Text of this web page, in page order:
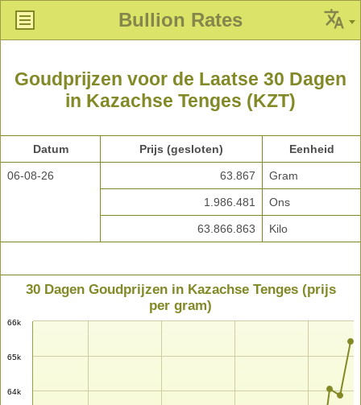
Bullion Rates
Goudprijzen voor de Laatse 30 Dagen
in Kazachse Tenges (KZT)
Datum Prijs (gesloten) Eenheid
06-08-26 63.867 Gram
1.986.481 Ons
63.866.863 Kilo
30 Dagen Goudprijzen in Kazachse Tenges (prijs
per gram)
64k
65k
66k